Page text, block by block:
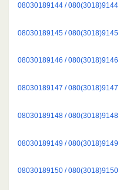
08030189144 /
08030189145 /
08030189146 / 080(3018)9146
08030189147 / 080(3018)9147
08030189148 /
08030189149 / 080(3018)9149
08030189150 /